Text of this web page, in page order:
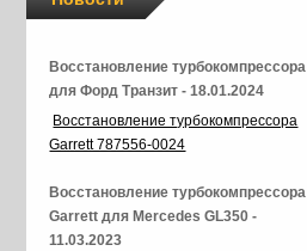
Восстановление турбокомпрессора
для Форд Транзит - 18.01.2024
Восстановление турбокомпрессора
Garrett 787556-0024
Восстановление турбокомпрессора
Garrett для Mercedes GL350 -
11.03.2023